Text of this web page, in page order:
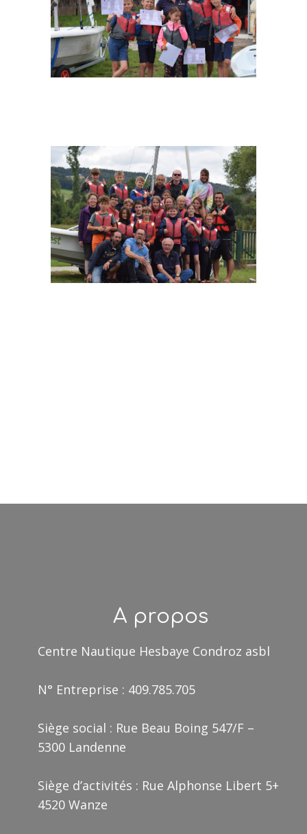
A propos
Centre Nautique Hesbaye Condroz asbl
N° Entreprise : 409.785.705
Siège social : Rue Beau Boing 547/F –
5300 Landenne
Siège d’activités : Rue Alphonse Libert 5+
4520 Wanze